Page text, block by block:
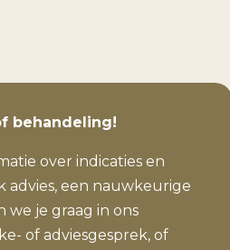
behandeling!
over indicaties en
advies, een nauwkeurige
je graag in ons
of adviesgesprek, of